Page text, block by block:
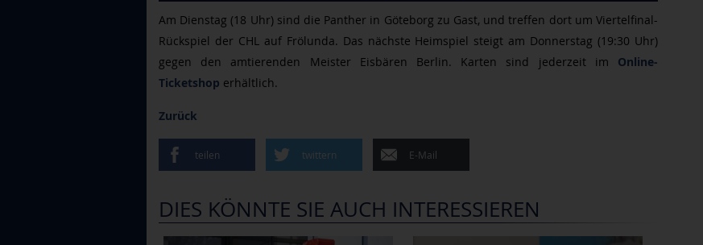
Am Dienstag (18 Uhr) sind die Panther in Göteborg zu Gast, und treffen dort um Viertelfinal-
Rückspiel der CHL auf Frölunda. Das nächste Heimspiel steigt am Donnerstag (19:30 Uhr)
gegen den amtierenden Meister Eisbären Berlin. Karten sind jederzeit im Online-
Ticketshop erhältlich.
Zurück
teilen twittern E-Mail
DIES KÖNNTE SIE AUCH INTERESSIEREN